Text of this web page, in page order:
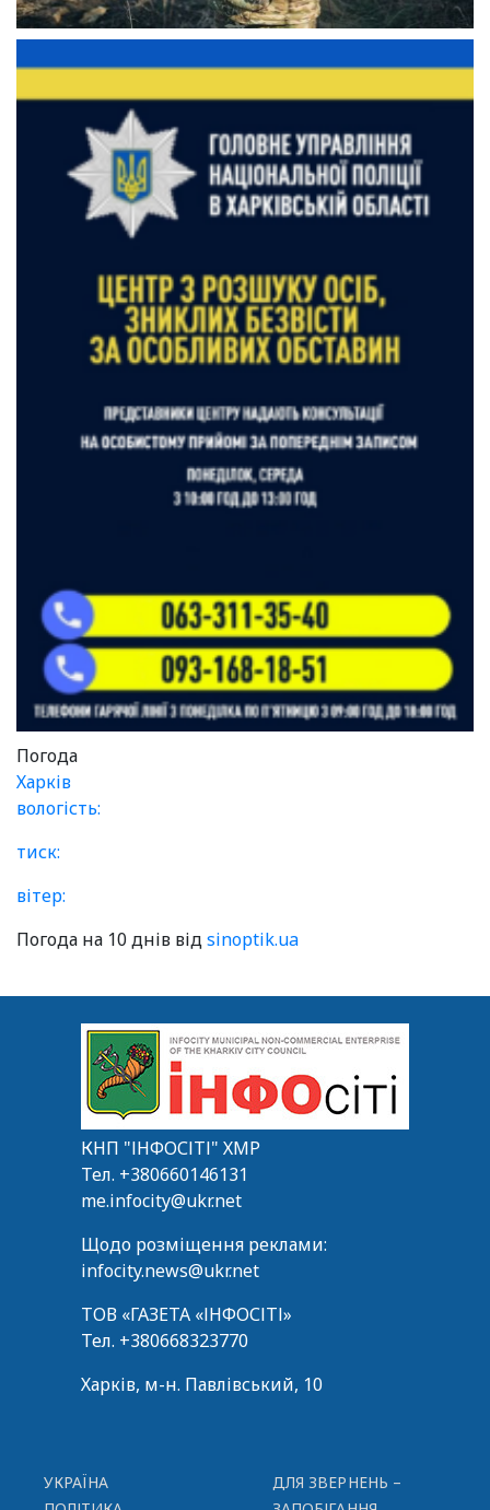
Погода
Харків
вологість:
тиск:
вітер:
Погода на 10 днів відsinoptik.ua
КНП "ІНФОСІТІ" ХМР
Тел. +380660146131
me.infocity@ukr.net
Щодо розміщення реклами:
infocity.news@ukr.net
ТОВ «ГАЗЕТА «ІНФОСІТІ»
Тел. +380668323770
Харків, м-н. Павлівський, 10
УКРАЇНА
ДЛЯ ЗВЕРНЕНЬ –